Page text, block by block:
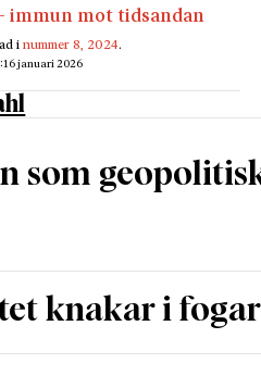
immun mot tidsandan
inummer 8, 2024.
16 januari 2026
som
knakar i